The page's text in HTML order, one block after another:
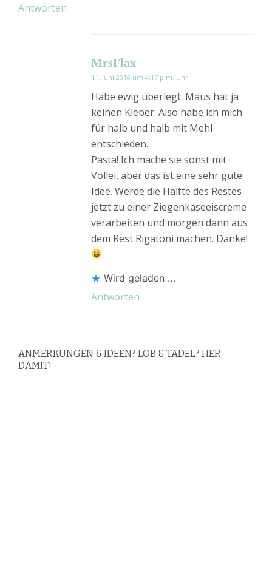
Antworten
MrsFlax
11. Juni 2018 um 4:17 p.m. Uhr
Habe ewig überlegt. Maus hat ja
keinen Kleber. Also habe ich mich
für halb und halb mit Mehl
entschieden.
Pasta! Ich mache sie sonst mit
Vollei, aber das ist eine sehr gute
Idee. Werde die Hälfte des Restes
jetzt zu einer Ziegenkäseeiscrème
verarbeiten und morgen dann aus
dem Rest Rigatoni machen. Danke!
Wird geladen …
Antworten
ANMERKUNGEN & IDEEN? LOB & TADEL? HER
DAMIT!